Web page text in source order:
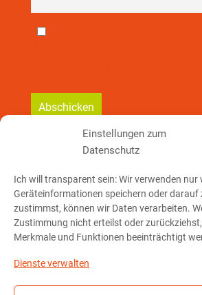
Einstellungen zum
Datenschutz
Ich will transparent sein: Wir verwenden nur
Geräteinformationen speichern oder darauf
zustimmst, können wir Daten verarbeiten.
Zustimmung nicht erteilst oder
Merkmale und Funktionen beeinträchtigt
Dienste verwalten
So erreichst Du
Telefon: 01 76 – 23 78
E-Mail schreiben